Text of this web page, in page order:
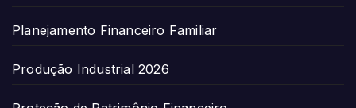
Planejamento Financeiro Familiar
Produção Industrial 2026